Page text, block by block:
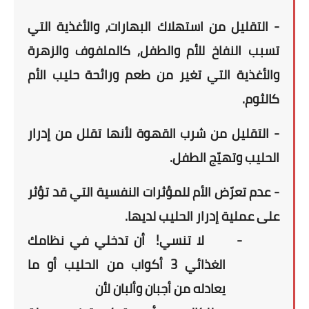
- التقليل من استهلاك البهارات، والأغذية التي
تسبب النفاخ للأم والطفل, كالملفوف والزهرة
والأغذية التي تغير من طعم ورائحة حليب الأم
كالثوم.
- التقليل من شرب القهوة لأنها تقلل من إدرار
الحليب وتهيّج الطفل.
- عدم تعرّض الأم للمؤثرات النفسية التي قد تؤثر
على عملية إدرار الحليب لديها.
-
لا تنسي! أن تدخلي في نظامك
الغذائي 3 أكواب من الحليب أو ما
يعادله من أجبان وألبان لأن